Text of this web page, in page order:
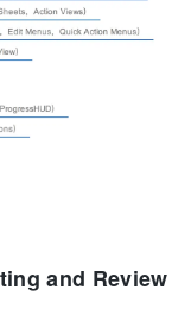
and Review